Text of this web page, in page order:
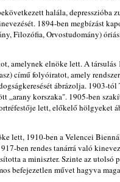
halála, depresszióba
1894-ben megbízást
Filozófia, Orvostudomány)
amelynek elnöke lett. A társulás
című folyóiratot, amely
ábrázolja. 1903-
„arany korszaka". 1905-ben
lett, előkelő hölgyeket
lett, 1910-ben a Velencei
ben rendes tanárrá való
a miniszter. Szinte az
befejezetlen művet hagyva